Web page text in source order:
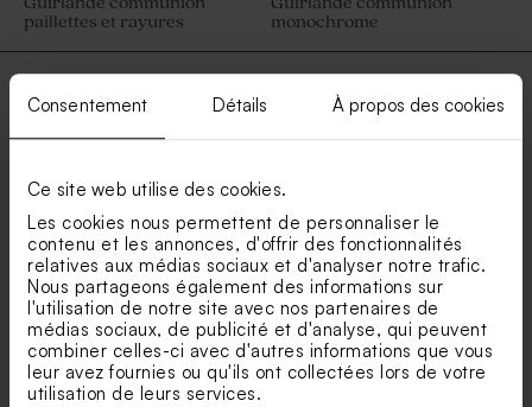
Consentement Détails À propos des cookies
Ce site web utilise des cookies.
Les cookies nous permettent de personnaliser le
contenu et les annonces, d'offrir des fonctionnalités
relatives aux médias sociaux et d'analyser notre trafic.
Nous partageons également des informations sur
l'utilisation de notre site avec nos partenaires de
médias sociaux, de publicité et d'analyse, qui peuvent
combiner celles-ci avec d'autres informations que vous
leur avez fournies ou qu'ils ont collectées lors de votre
utilisation de leurs services.
paillettes et rayures
monochrome
Votre guirlande fanion personnalisée
La guirlande fanion personnalisée pour sublimer la
fête !
La communion de votre enfant est une étape inoubliable dans
sa vie d'adolescent ! Il faut que cet événement soit mémorable
pour lui mais aussi vos proches. La décoration communion a
tout son importance, et grâce à notre papeterie
personnalisée vous allez pouvoir la réaliser sur-mesure. En